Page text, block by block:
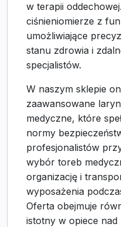
w terapii
ciśnieniomierze z
umożliwiające
stanu zdrowia i
specjalistów.
W naszym sklepie
zaawansowane
medyczne, które
normy
profesjonalistów
wybór toreb
organizację i
wyposażenia
Oferta obejmuje
istotny w opiece nad